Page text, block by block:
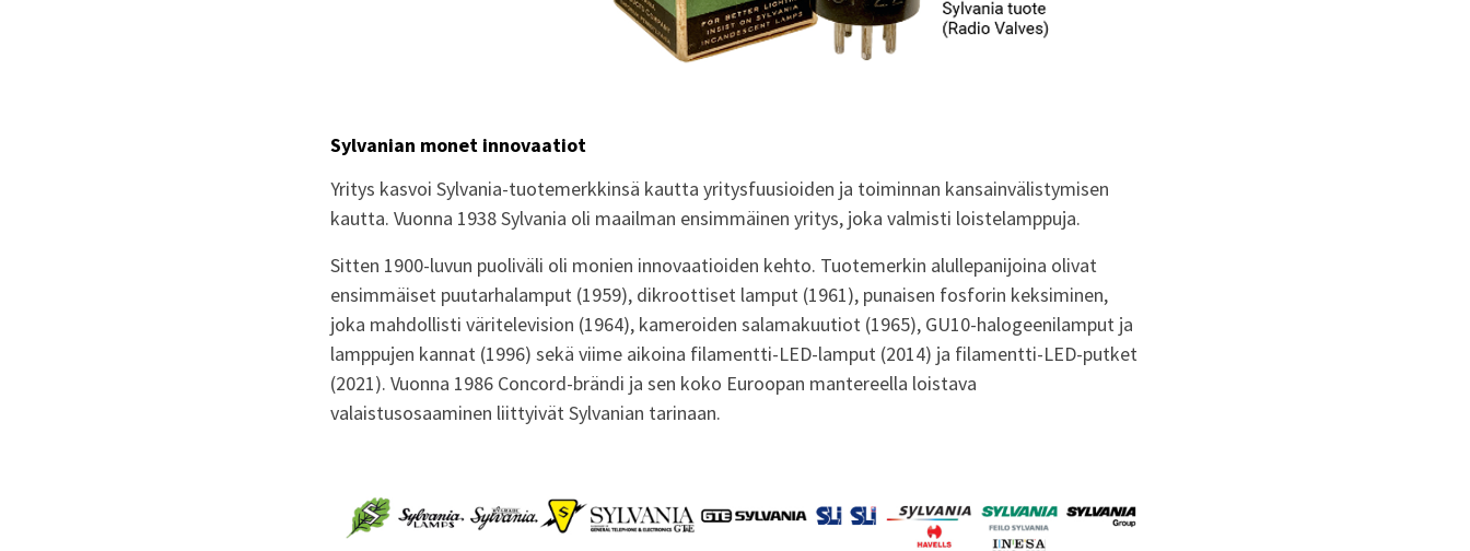
Sylvanian monet innovaatiot
Yritys kasvoi Sylvania-tuotemerkkinsä kautta yritysfuusioiden ja toiminnan kansainvälistymisen
kautta. Vuonna 1938 Sylvania oli maailman ensimmäinen yritys, joka valmisti loistelamppuja.
Sitten 1900-luvun puoliväli oli monien innovaatioiden kehto. Tuotemerkin alullepanijoina olivat
ensimmäiset puutarhalamput (1959), dikroottiset lamput (1961), punaisen fosforin keksiminen,
joka mahdollisti väritelevision (1964), kameroiden salamakuutiot (1965), GU10-halogeenilamput ja
lamppujen kannat (1996) sekä viime aikoina filamentti-LED-lamput (2014) ja filamentti-LED-putket
(2021). Vuonna 1986 Concord-brändi ja sen koko Euroopan mantereella loistava
valaistusosaaminen liittyivät Sylvanian tarinaan.